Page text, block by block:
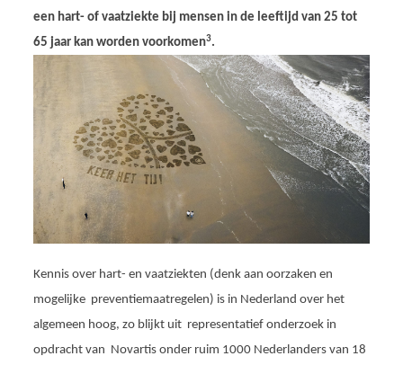
een hart- of vaatziekte bij mensen in de leeftijd van 25 tot
65 jaar kan worden voorkomen3.
Kennis over hart- en vaatziekten (denk aan oorzaken en
mogelijke preventiemaatregelen) is in Nederland over het
algemeen hoog, zo blijkt uit representatief onderzoek in
opdracht van Novartis onder ruim 1000 Nederlanders van 18